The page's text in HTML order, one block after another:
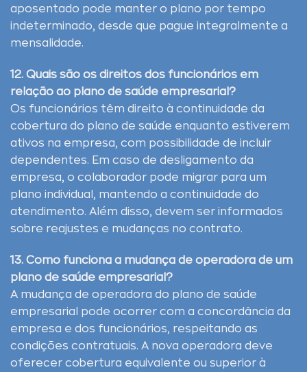
aposentado pode manter o plano por tempo
indeterminado, desde que pague integralmente a
mensalidade.
12. Quais são os direitos dos funcionários em
relação ao plano de saúde empresarial?
Os funcionários têm direito à continuidade da
cobertura do plano de saúde enquanto estiverem
ativos na empresa, com possibilidade de incluir
dependentes. Em caso de desligamento da
empresa, o colaborador pode migrar para um
plano individual, mantendo a continuidade do
atendimento. Além disso, devem ser informados
sobre reajustes e mudanças no contrato.
13. Como funciona a mudança de operadora de um
plano de saúde empresarial?
A mudança de operadora do plano de saúde
empresarial pode ocorrer com a concordância da
empresa e dos funcionários, respeitando as
condições contratuais. A nova operadora deve
oferecer cobertura equivalente ou superior à